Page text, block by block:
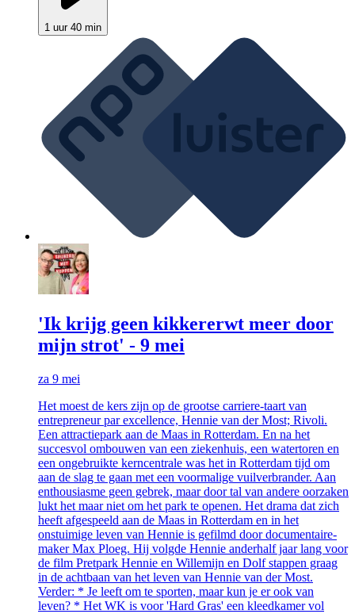
1 uur 40 min
'Ik krijg geen kikkererwt meer door
mijn strot' - 9 mei
za 9 mei
Het moest de kers zijn op de grootse carriere-taart van
entrepreneur par excellence, Hennie van der Most; Rivoli.
Een attractiepark aan de Maas in Rotterdam. En na het
succesvol ombouwen van een ziekenhuis, een watertoren en
een ongebruikte kerncentrale was het in Rotterdam tijd om
aan de slag te gaan met een voormalige vuilverbrander. Aan
enthousiasme geen gebrek, maar door tal van andere oorzaken
lukt het maar niet om het park te openen. Het drama dat zich
heeft afgespeeld aan de Maas in Rotterdam en in het
onstuimige leven van Hennie is gefilmd door documentaire-
maker Max Ploeg. Hij volgde Hennie anderhalf jaar lang voor
de film Pretpark Hennie en Willemijn en Dolf stappen graag
in de achtbaan van het leven van Hennie van der Most.
Verder: * Je leeft om te sporten, maar kun je er ook van
leven? * Het WK is voor 'Hard Gras' een kleedkamer vol